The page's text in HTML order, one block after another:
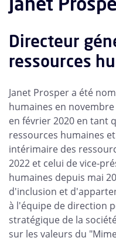
Directeur
ressources
Janet Prosper a été
humaines en
en février 2020 en tant
ressources humaines
intérimaire des
2022 et celui de vice-
humaines depuis mai
d'inclusion et
à l'équipe de direction
stratégique de la
sur les valeurs du